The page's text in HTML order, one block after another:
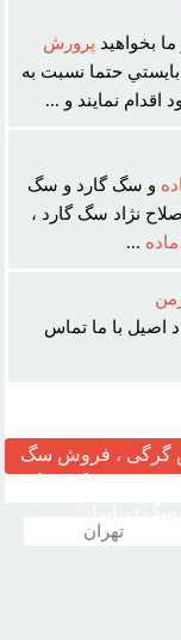
ما بخواهيد پرورش
حتما نسبت به
نمايند و ...
و سگ گارد و سگ
نژاد سگ گارد ،
ماده ...
اصيل با ما تماس
گرگی ، فروش سگ
تهران